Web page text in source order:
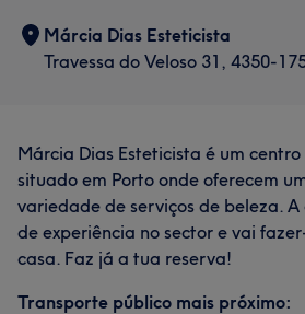
Márcia Dias Esteticista
Travessa do Veloso 31, 4350-
Márcia Dias Esteticista é um
situado em Porto onde oferecem
variedade de serviços de beleza.
de experiência no sector e vai
casa. Faz já a tua reserva!
Transporte público mais próximo: